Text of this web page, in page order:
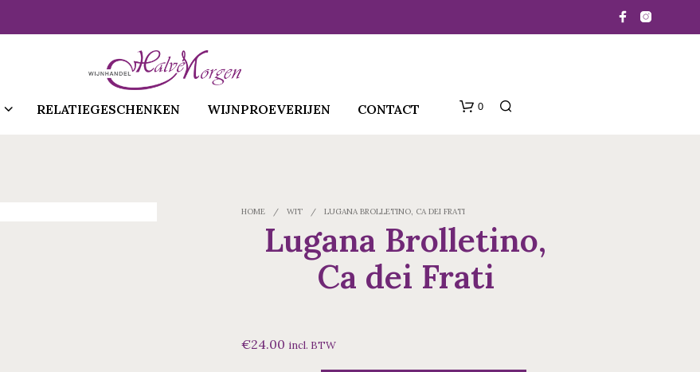
RELATIEGESCHENKEN WIJNPROEVERIJEN CONTACT 0
HOME / WIT / LUGANA BROLLETINO, CA DEI FRATI
Lugana Brolletino,
Ca dei Frati
€24.00 incl. BTW